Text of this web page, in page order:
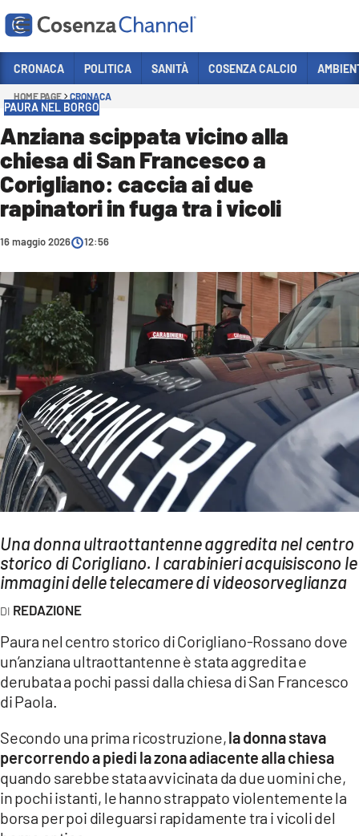
Sezioni
CRONACA
POLITICA
COSENZA CALCIO
ECONOMIA E LAVORO
ITALIA MONDO
SANITÀ
SPORT
CULTURA
AMBIENTE
Streaming
LAC TV
LAC NETWORK
LAC ONAIR
Network
LACPLAY.IT
LACTV.IT
LACONAIR.IT
LACITYMAG.IT
ILREGGINO.IT
ILVIBONESE.IT
CATANZAROCHANNEL.IT
LACAPITALENEWS.IT
CRONACA POLITICA SANITÀ COSENZA CALCIO
HOME PAGE CRONACA
PAURA NEL BORGO
Anziana scippata vicino alla
chiesa di San Francesco a
Corigliano: caccia ai due
rapinatori in fuga tra i vicoli
16 maggio 2026 12:56
Una donna ultraottantenne aggredita nel centro
storico di Corigliano. I carabinieri acquisiscono le
immagini delle telecamere di videosorveglianza
REDAZIONE
Paura nel centro storico di Corigliano-Rossano dove
un’anziana ultraottantenne è stata aggredita e
derubata a pochi passi dalla chiesa di San Francesco
di Paola.
Secondo una prima ricostruzione,la donna stava
percorrendo a piedi la zona adiacente alla chiesa
quando sarebbe stata avvicinata da due uomini che,
in pochi istanti, le hanno strappato violentemente la
borsa per poi dileguarsi rapidamente tra i vicoli del